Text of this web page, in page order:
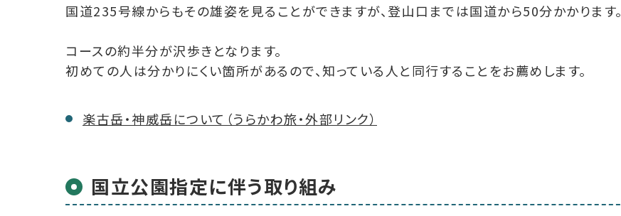
国道235号線からもその雄姿を見ることができますが、登山口までは国道から50分かかります。
コースの約半分が沢歩きとなります。
初めての人は分かりにくい箇所があるので、知っている人と同行することをお薦めします。
楽古岳・神威岳について（うらかわ旅・外部リンク）
国立公園指定に伴う取り組み